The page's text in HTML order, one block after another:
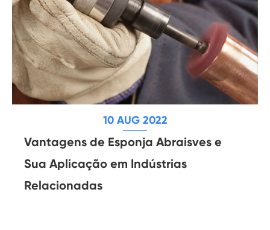
10 AUG 2022
Vantagens de Esponja Abraisves e
Sua Aplicação em Indústrias
Relacionadas